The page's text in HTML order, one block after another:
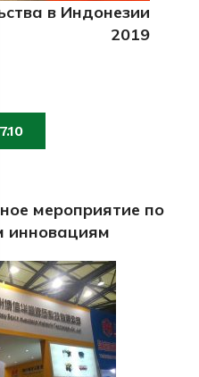
в Индонезии
2019
мероприятие по
инновациям